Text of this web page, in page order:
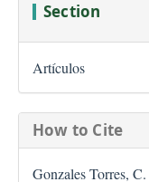
Section
Artículos
How to Cite
Gonzales Torres,